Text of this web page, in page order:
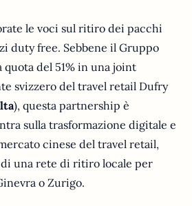
le voci sul ritiro dei pacchi
duty free. Sebbene il Gruppo
quota del 51% in una joint
svizzero del travel retail Dufry
), questa partnership è
sulla trasformazione digitale e
cinese del travel retail,
una rete di ritiro locale per
o Zurigo.